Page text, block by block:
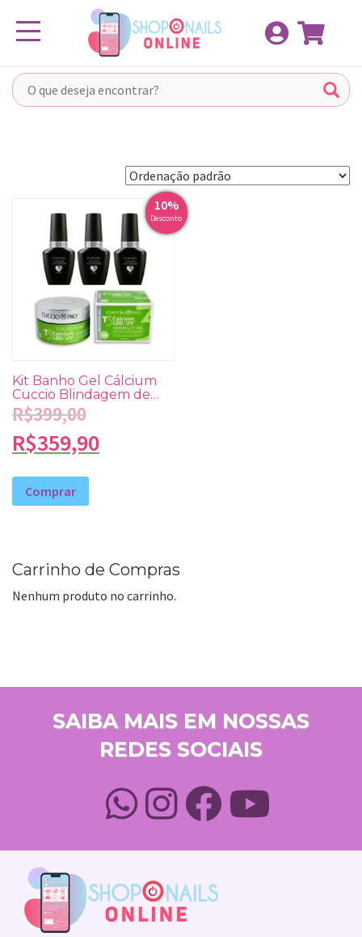
Pular
para
conteúdo
Toggle navigation
10%
Desconto
Kit Banho Gel Cálcium
Cuccio Blindagem de
Cálcio
R$399,00
R$359,90
Comprar
Carrinho de Compras
Nenhum produto no carrinho.
SAIBA MAIS EM NOSSAS
REDES SOCIAIS